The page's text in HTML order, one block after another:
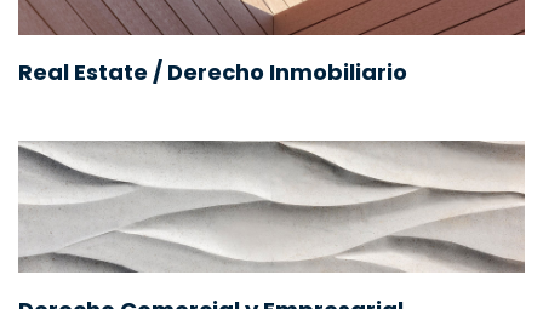
Real Estate / Derecho Inmobiliario